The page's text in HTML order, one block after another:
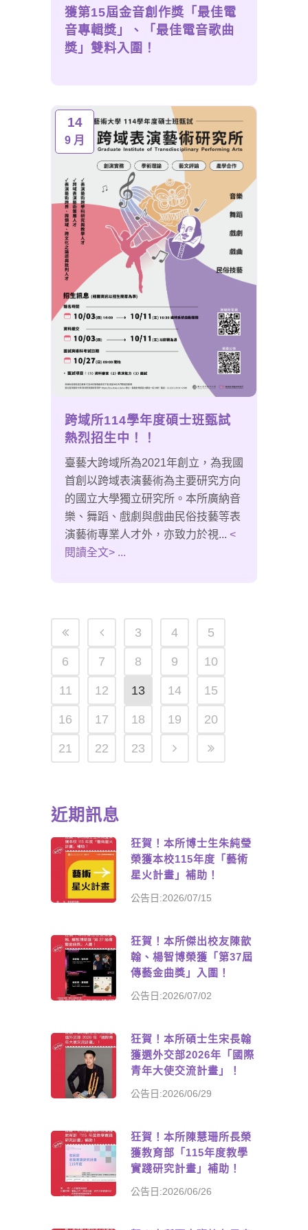
獲第15屆金音創作獎「最佳電
音專輯獎」、「最佳電音歌曲
獎」雙料入圍！
14
9 月
跨域所114學年度碩士班甄試
熱烈招生中！！
臺藝大跨域所為2021年創立，為我國
首創以跨域表演藝術為主要研究方向
的國立大學獨立研究所。本所廣納音
樂、舞蹈、戲劇與戲曲民俗技藝等表
演藝術專業人才外，亦致力於視... <
閱讀全文> ...
3 4 5
6 7 8 9 10
11 12 13 14 15
16 17 18 19 20
21 22 23
近期訊息
狂賀！本所博士生朱純瑩
榮獲本校115年度「藝術
星火計畫」補助！
公告日:2026/07/15
狂賀！本所傑出校友陳歆
翰、楊智博榮獲「第37屆
傳藝金曲獎」入圍！
公告日:2026/07/02
狂賀！本所碩士生宋長翰
獲選外交部2026年「國際
青年大使交流計畫」！
公告日:2026/06/29
狂賀！本所陳慧珊所長榮
獲教育部「115年度教學
實踐研究計畫」補助！
公告日:2026/06/26